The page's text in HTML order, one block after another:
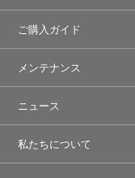
ご購入ガイド
メンテナンス
ニュース
私たちについて